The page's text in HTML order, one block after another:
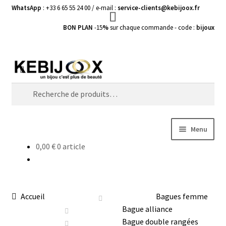
WhatsApp : +33 6 65 55 24 00 / e-mail : service-clients@kebijoox.fr
BON PLAN -15%sur chaque commande - code : bijoux
Aller
à
Aller
au
Recherche
Menu
Bagues femme
Bracelets Femme
0,00 €0 article
Accueil
Bagues femme
Bague alliance
Bague double rangées